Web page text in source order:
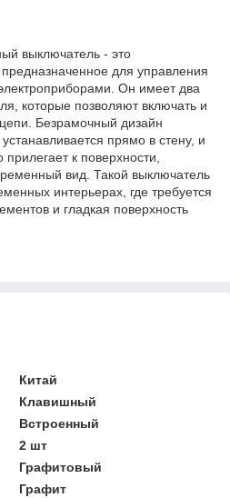
выключатель - это
предназначенное для управления
Он имеет два
которые позволяют включать и
Безрамочный дизайн
прямо в стену, и
к поверхности,
вид. Такой выключатель
интерьерах, где требуется
и гладкая поверхность
Китай
Клавишный
Встроенный
2 шт
Графитовый
Графит